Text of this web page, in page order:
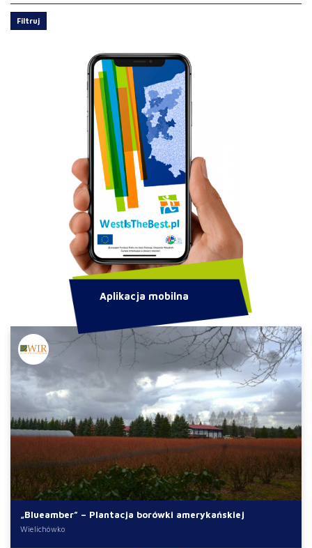
„Blueamber” – Plantacja borówki amerykańskiej
Wielichówko
Filtruj
Aplikacja mobilna